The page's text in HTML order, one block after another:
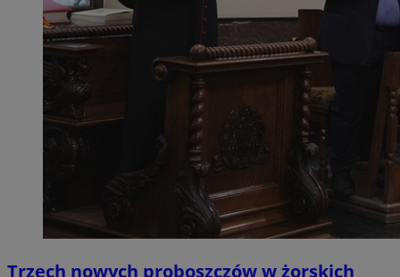
Trzech nowych proboszczów w żorskich